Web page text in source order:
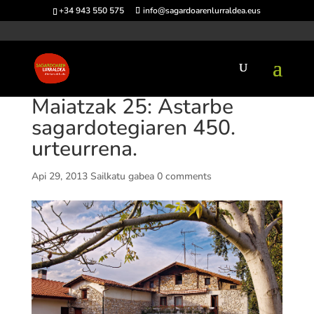
+34 943 550 575 info@sagardoarenlurraldea.eus
Maiatzak 25: Astarbe
sagardotegiaren 450.
urteurrena.
Api 29, 2013 Sailkatu gabea 0 comments